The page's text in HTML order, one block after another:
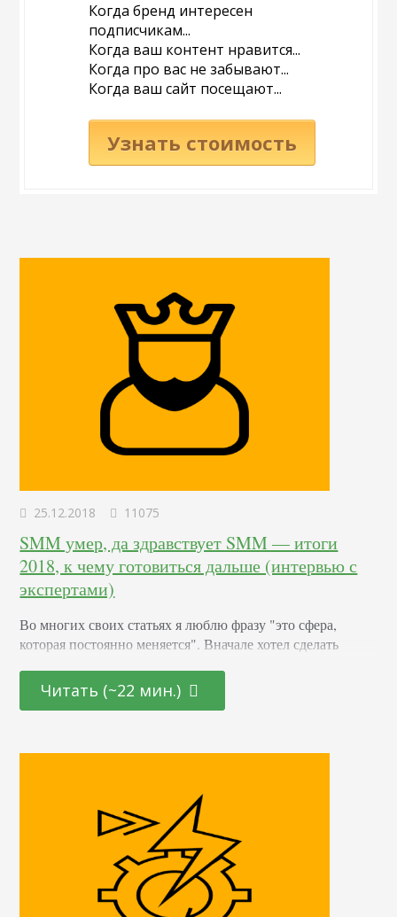
Когда бренд интересен
подписчикам...
Когда ваш контент нравится...
Когда про вас не забывают...
Когда ваш сайт посещают...
Узнать стоимость
25.12.2018 11075
SMM умер, да здравствует SMM — итоги
2018, к чему готовиться дальше (интервью с
экспертами)
Во многих своих статьях я люблю фразу "это сфера,
которая постоянно меняется". Вначале хотел сделать
ужесточениях, лишениях, утратах, приобритениях, и
проч. Но затем решил спросить у экспертов, что могут
Читать (~22 мин.)